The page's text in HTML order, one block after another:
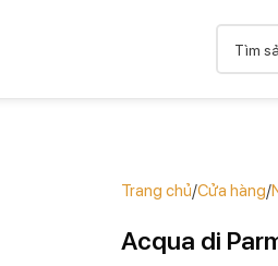
Trang chủ Cửa hàng
Acqua di